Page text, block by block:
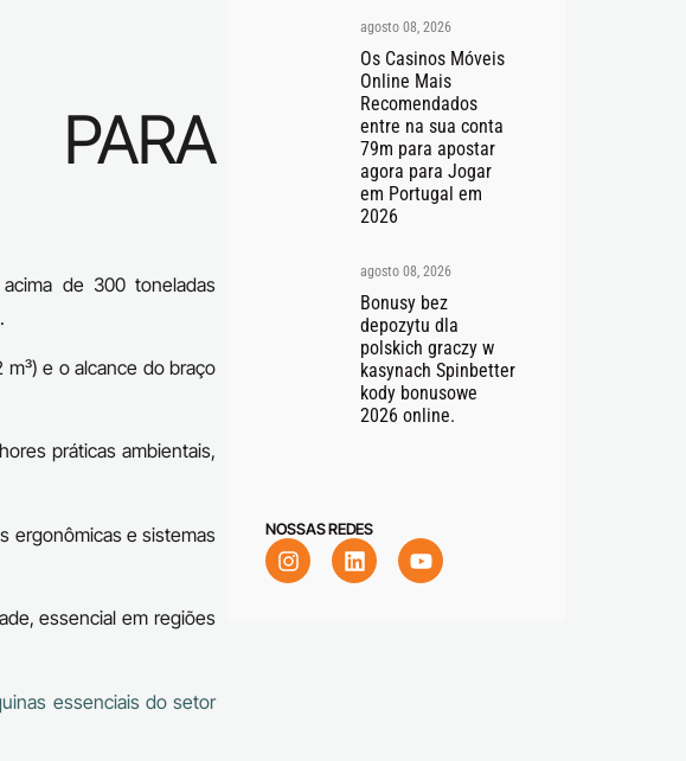
PARA
de 300 toneladas
e o alcance do braço
práticas ambientais,
ergonômicas e sistemas
essencial em regiões
essenciais do setor
agosto 08, 2026
Os Casinos Móveis
Online Mais
Recomendados
entre na sua conta
79m para apostar
agora para Jogar
em Portugal em
2026
agosto 08, 2026
Bonusy bez
depozytu dla
polskich graczy w
kasynach Spinbetter
kody bonusowe
2026 online.
NOSSAS REDES